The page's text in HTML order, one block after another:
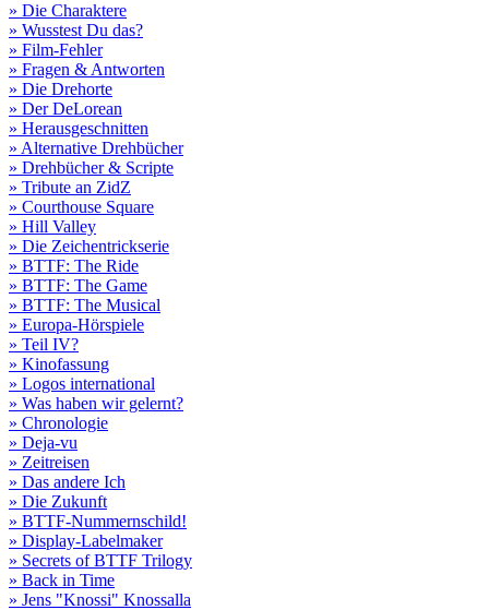
» Die Charaktere
» Wusstest Du das?
» Film-Fehler
» Fragen & Antworten
» Die Drehorte
» Der DeLorean
» Herausgeschnitten
» Alternative Drehbücher
» Drehbücher & Scripte
» Tribute an ZidZ
» Courthouse Square
» Hill Valley
» Die Zeichentrickserie
» BTTF: The Ride
» BTTF: The Game
» BTTF: The Musical
» Europa-Hörspiele
» Teil IV?
» Kinofassung
» Logos international
» Was haben wir gelernt?
» Chronologie
» Deja-vu
» Zeitreisen
» Das andere Ich
» Die Zukunft
» BTTF-Nummernschild!
» Display-Labelmaker
» Secrets of BTTF Trilogy
» Back in Time
» Jens "Knossi" Knossalla